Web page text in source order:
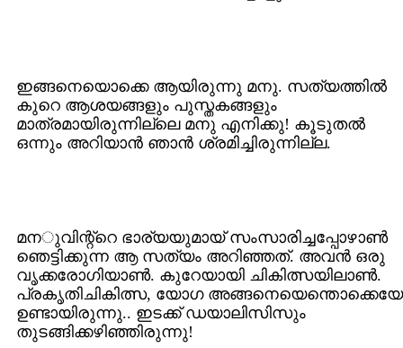
ഇങ്ങനെയൊക്കെ ആയിരുന്നു മനു. സത്യത്തില്‍
കുറെ ആശയങ്ങളും പുസ്തകങ്ങളും
മാത്രമായിരുന്നില്ലെ മനു എനിക്കു! കൂടുതല്‍
ഒന്നും അറിയാന്‍ ഞാന്‍ ശ്രമിച്ചിരുന്നില്ല.
മനുവിന്റ്റെ ഭാര്യയുമായ് സംസാരിച്ചപ്പോഴാണ്‍
ഞെട്ടിക്കുന്ന ആ സത്യം അറിഞ്ഞത്. അവന്‍ ഒരു
വൃക്കരോഗിയാണ്‍. കുറേയായി ചികിത്സയിലാണ്‍.
പ്രകൃതിചികിത്സ, യോഗ
ഉണ്ടായിരുന്നു.. ഇടക്ക് ഡയാലിസിസും
തുടങ്ങിക്കഴിഞ്ഞിരുന്നു!